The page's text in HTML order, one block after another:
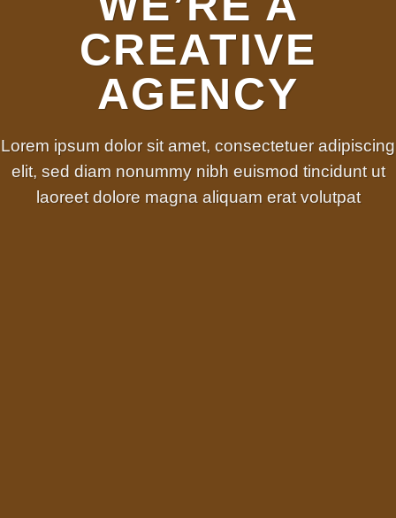
CREATIVE
AGENCY
Lorem ipsum dolor sit amet, consectetuer adipiscing
elit, sed diam nonummy nibh euismod tincidunt ut
laoreet dolore magna aliquam erat volutpat